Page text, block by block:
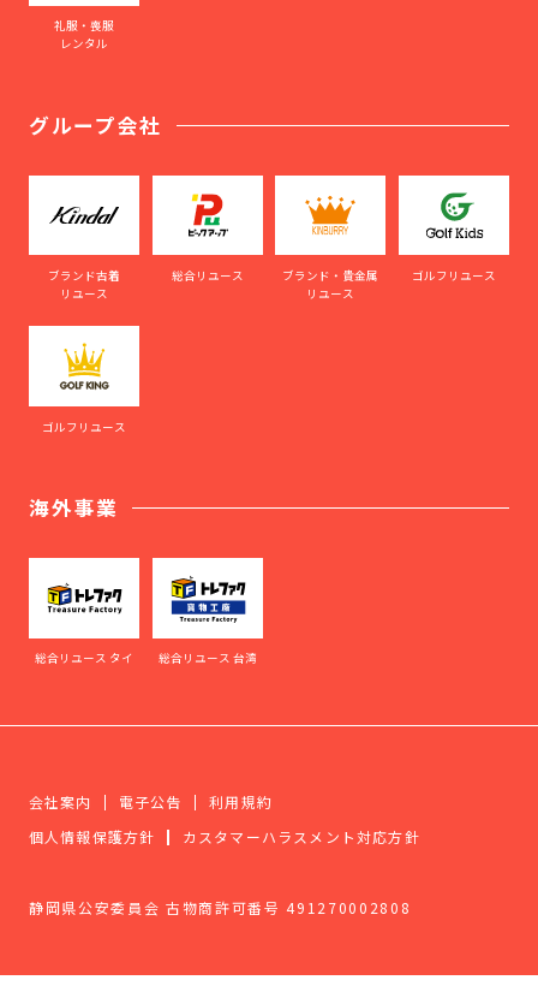
礼服・喪服
レンタル
グループ会社
ブランド古着
リユース
総合リユース
ブランド・貴金属
リユース
ゴルフリユース
ゴルフリユース
海外事業
総合リユース タイ 総合リユース 台湾
会社案内 電子公告
利用規約
個人情報保護方針
カスタマーハラスメント対応方針
静岡県公安委員会 古物商許可番号 491270002808